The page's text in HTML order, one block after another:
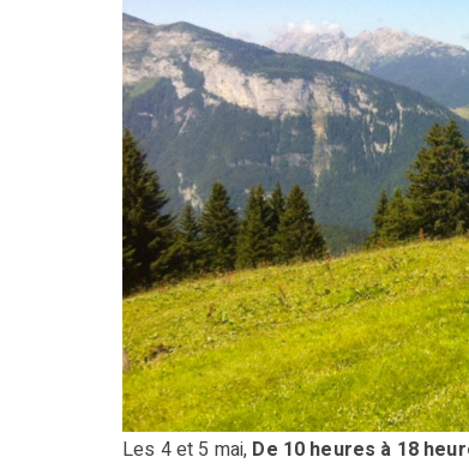
Les 4 et 5 mai, De 10 heures à 18